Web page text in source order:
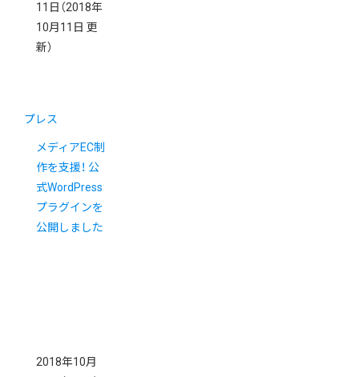
11日 （2018年
10月11日 更
新）
プレス
メディアEC制
作を支援！ 公
式WordPress
プラグインを
公開しました
2018年10月